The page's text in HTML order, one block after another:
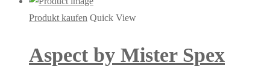
Produkt kaufen Quick View
Aspect by Mister Spex